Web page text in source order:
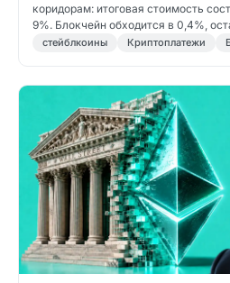
коридорам: итоговая стоимость
9%. Блокчейн обходится в 0,4%,
стейблкоины Криптоплатежи